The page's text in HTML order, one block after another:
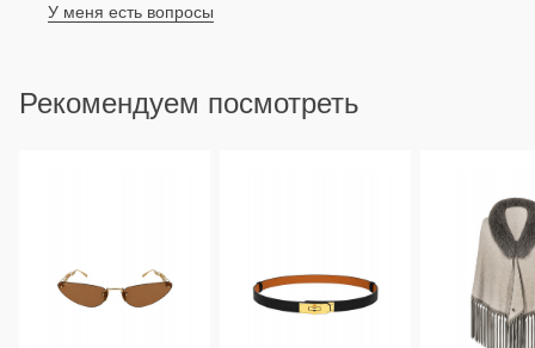
У меня есть вопросы
Рекомендуем посмотреть